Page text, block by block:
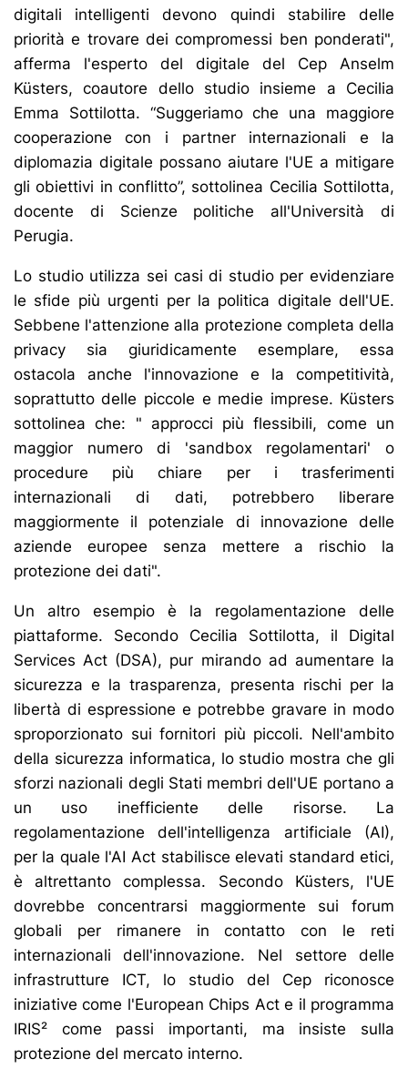
digitali intelligenti devono quindi stabilire delle
priorità e trovare dei compromessi ben ponderati",
afferma l'esperto del digitale del Cep Anselm
Küsters, coautore dello studio insieme a Cecilia
Emma Sottilotta. “Suggeriamo che una maggiore
cooperazione con i partner internazionali e la
diplomazia digitale possano aiutare l'UE a mitigare
gli obiettivi in conflitto”, sottolinea Cecilia Sottilotta,
docente di Scienze politiche all'Università di
Perugia.
Lo studio utilizza sei casi di studio per evidenziare
le sfide più urgenti per la politica digitale dell'UE.
Sebbene l'attenzione alla protezione completa della
privacy sia giuridicamente esemplare, essa
ostacola anche l'innovazione e la competitività,
soprattutto delle piccole e medie imprese. Küsters
sottolinea che: " approcci più flessibili, come un
maggior numero di 'sandbox regolamentari' o
procedure più chiare per i trasferimenti
internazionali di dati, potrebbero liberare
maggiormente il potenziale di innovazione delle
aziende europee senza mettere a rischio la
protezione dei dati".
Un altro esempio è la regolamentazione delle
piattaforme. Secondo Cecilia Sottilotta, il Digital
Services Act (DSA), pur mirando ad aumentare la
sicurezza e la trasparenza, presenta rischi per la
libertà di espressione e potrebbe gravare in modo
sproporzionato sui fornitori più piccoli. Nell'ambito
della sicurezza informatica, lo studio mostra che gli
sforzi nazionali degli Stati membri dell'UE portano a
un uso inefficiente delle risorse. La
regolamentazione dell'intelligenza artificiale (AI),
per la quale l'AI Act stabilisce elevati standard etici,
è altrettanto complessa. Secondo Küsters, l'UE
dovrebbe concentrarsi maggiormente sui forum
globali per rimanere in contatto con le reti
internazionali dell'innovazione. Nel settore delle
infrastrutture ICT, lo studio del Cep riconosce
iniziative come l'European Chips Act e il programma
IRIS² come passi importanti, ma insiste sulla
protezione del mercato interno.